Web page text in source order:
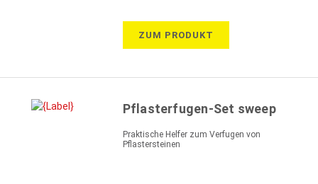
ZUM PRODUKT
Pflasterfugen-Set sweep
Praktische Helfer zum Verfugen von
Pflastersteinen